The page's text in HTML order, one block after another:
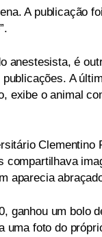
A publicação
anestesista, é
A
exibe o animal
Clementino
compartilhava
aparecia
ganhou um bolo
uma foto do